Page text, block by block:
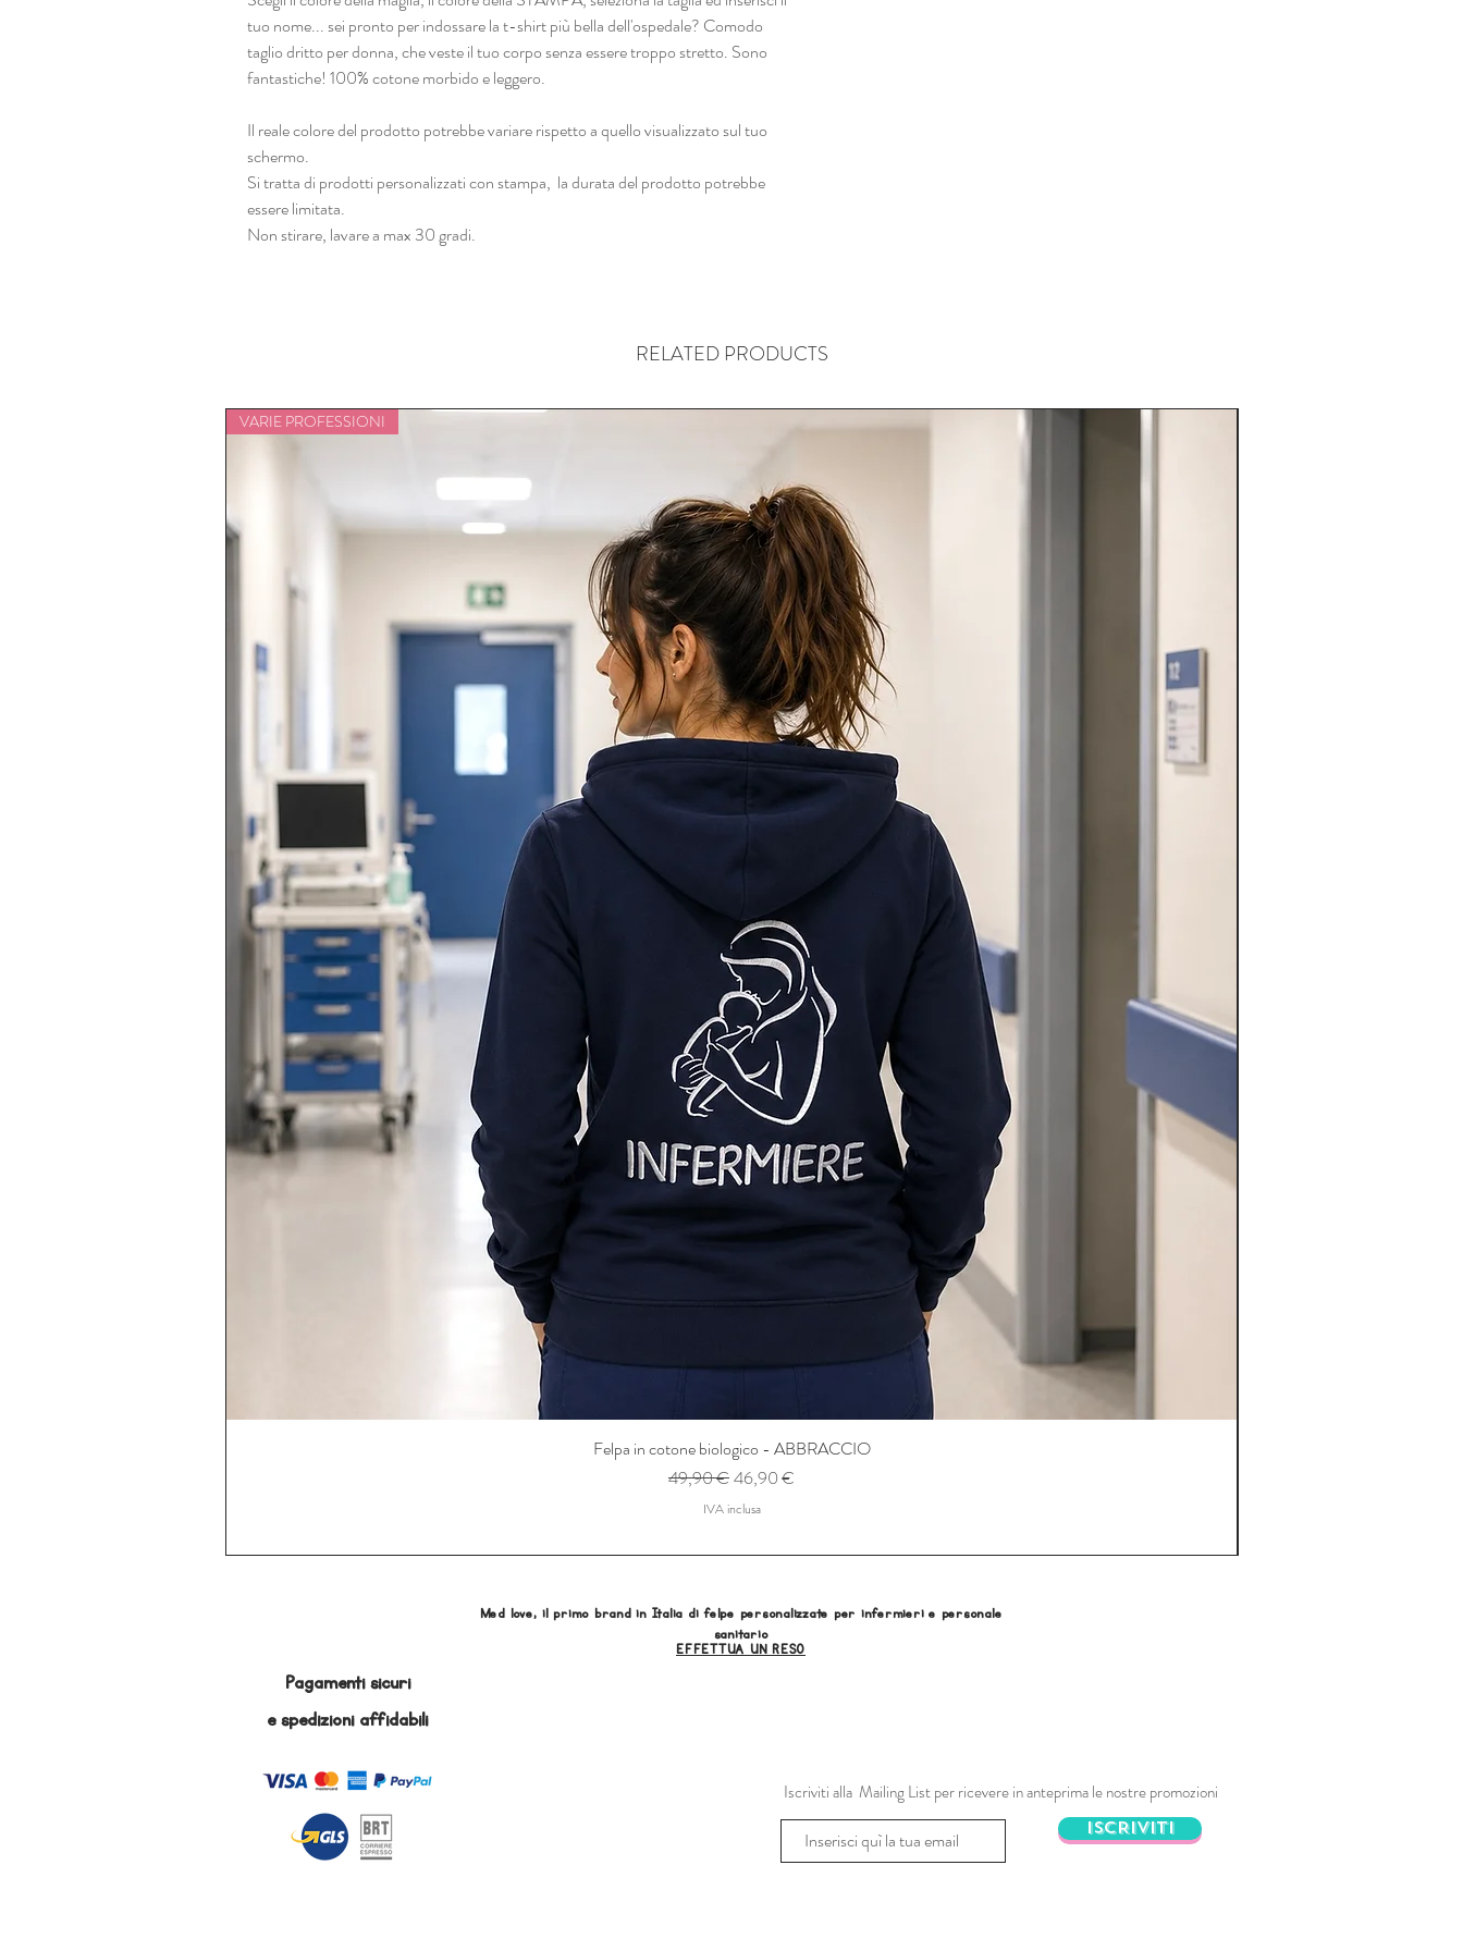
tuo nome... sei pronto per indossare la t-shirt più bella dell'ospedale? Comodo
taglio dritto per donna, che veste il tuo corpo senza essere troppo stretto. Sono
fantastiche! 100% cotone morbido e leggero.
Il reale colore del prodotto potrebbe variare rispetto a quello visualizzato sul tuo
schermo.
Si tratta di prodotti personalizzati con stampa, la durata del prodotto potrebbe
essere limitata.
Non stirare, lavare a max 30 gradi.
RELATED PRODUCTS
VARIE PROFESSIONI
Felpa in cotone biologico - ABBRACCIO
Prezzo regolare
49,90 €Prezzo scontato
46,90 €
IVA inclusa
Pagamenti sicuri
espedizioni affidabili
Med love, il primo brand in Italia di felpe personalizzate per infermieri e personale
sanitario
EFFETTUA UN RESO
Iscriviti alla Mailing List per ricevere in anteprima le nostre promozioni
ISCRIVITI